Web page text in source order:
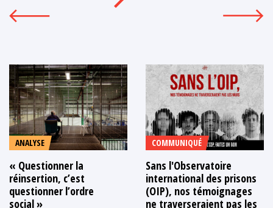
ANALYSE
« Questionner la
réinsertion, c’est
questionner l’ordre
social »
COMMUNIQUÉ
Sans l'Observatoire
international des prisons
(OIP), nos témoignages
ne traverseraient pas les